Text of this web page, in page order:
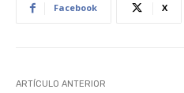
Facebook X
ARTÍCULO ANTERIOR